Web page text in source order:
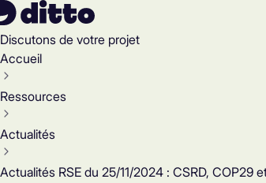
Discutons de votre projet
Accueil
Ressources
Actualités
Actualités RSE du 25/11/2024 : CSRD, COP29